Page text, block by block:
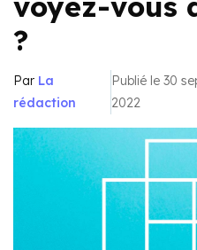
?
Par La
rédaction
Publié le 30
2022